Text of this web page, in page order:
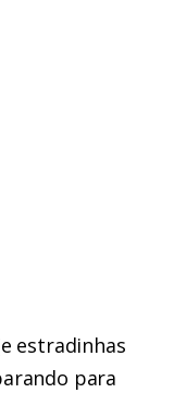
estradinhas
para